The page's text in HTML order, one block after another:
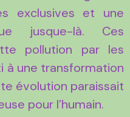
exclusives et une
jusque-là. Ces
pollution par les
à une transformation
évolution paraissait
pour l’humain.